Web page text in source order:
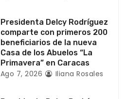
Presidenta Delcy Rodríguez
comparte con primeros 200
beneficiarios de la nueva
Casa de los Abuelos “La
Primavera” en Caracas
Ago 7, 2026 Iliana Rosales